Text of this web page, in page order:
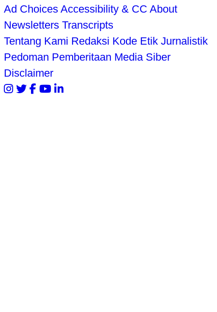
Ad Choices Accessibility & CC About
Newsletters Transcripts
Tentang Kami Redaksi Kode Etik Jurnalistik
Pedoman Pemberitaan Media Siber
Disclaimer